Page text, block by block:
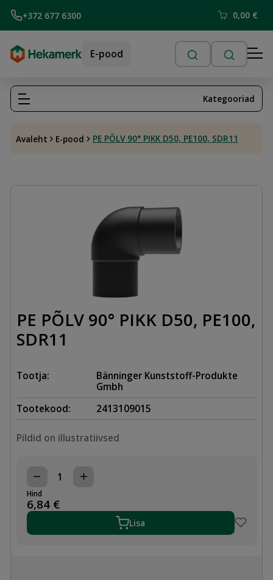
+372 677 6300 0,00 €
E-pood
Avaleht E-pood PE PÕLV 90° PIKK D50, PE100, SDR11
Kategooriad
PE PÕLV 90° PIKK D50, PE100,
SDR11
Tootja:
Bänninger Kunststoff-Produkte
Gmbh
Tootekood:
2413109015
Pildid on illustratiivsed
PE
PÕLV
90°
PIKK
PE100,
Hind
6,84 €
Lisa